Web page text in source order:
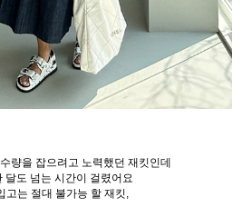
량을 잡으려고 노력했던 재킷인데
달도 넘는 시간이 걸렸어요
고는 절대 불가능 할 재킷,